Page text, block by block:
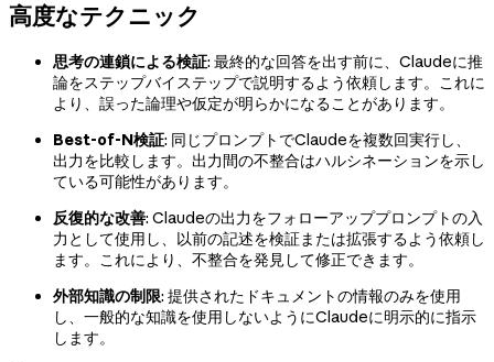
高度なテクニック
思考の連鎖による検証: 最終的な回答を出す前に、Claudeに推
論をステップバイステップで説明するよう依頼します。これに
より、誤った論理や仮定が明らかになることがあります。
Best-of-N検証: 同じプロンプトでClaudeを複数回実行し、
出力を比較します。出力間の不整合はハルシネーションを示し
ている可能性があります。
反復的な改善: Claudeの出力をフォローアッププロンプトの入
力として使用し、以前の記述を検証または拡張するよう依頼し
ます。これにより、不整合を発見して修正できます。
外部知識の制限: 提供されたドキュメントの情報のみを使用
し、一般的な知識を使用しないようにClaudeに明示的に指示
します。